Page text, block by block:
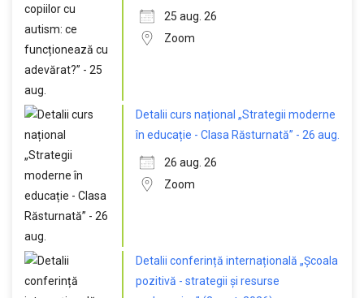
25 aug. 26
Zoom
Detalii curs național „Strategii moderne
în educație - Clasa Răsturnată” - 26 aug.
26 aug. 26
Zoom
Detalii conferință internațională „Școala
pozitivă - strategii și resurse